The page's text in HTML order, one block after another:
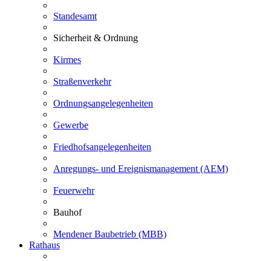
Standesamt
Sicherheit & Ordnung
Kirmes
Straßenverkehr
Ordnungsangelegenheiten
Gewerbe
Friedhofsangelegenheiten
Anregungs- und Ereignismanagement (AEM)
Feuerwehr
Bauhof
Mendener Baubetrieb (MBB)
Rathaus